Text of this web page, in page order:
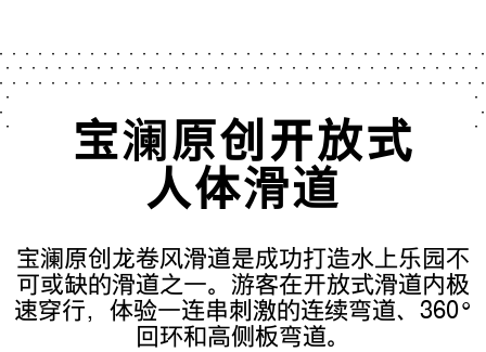
宝澜原创开放式
人体滑道
宝澜原创龙卷风滑道是成功打造水上乐园不
可或缺的滑道之一。游客在开放式滑道内极
速穿行，体验一连串刺激的连续弯道、360°
回环和高侧板弯道。